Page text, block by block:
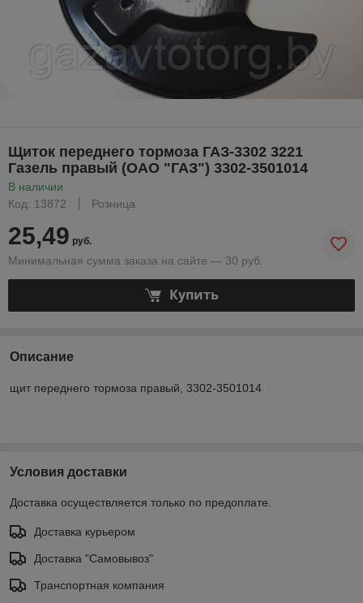
Щиток переднего тормоза ГАЗ-3302 3221
Газель правый (ОАО "ГАЗ") 3302-3501014
В наличии
Код: 13872
Розница
25,49 руб.
Минимальная сумма заказа на сайте — 30 руб.
Купить
Описание
щит переднего тормоза правый, 3302-3501014
Условия доставки
Доставка осуществляется только по предоплате.
Доставка курьером
Доставка "Самовывоз"
Транспортная компания